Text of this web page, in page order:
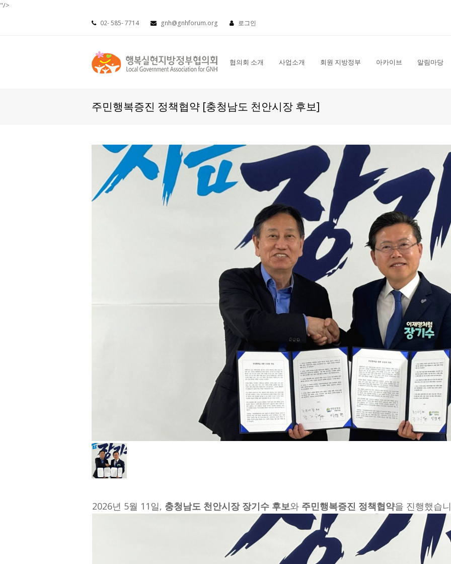
"/>
02- 585- 7714 gnh@gnhforum.org 로그인
협의회 소개 사업소개 회원 지방정부 아카이브 알림마당
주민행복증진 정책협약 [충청남도 천안시장 후보]
2026년 5월 11일, 충청남도 천안시장 장기수 후보와 주민행복증진 정책협약을 진행했습